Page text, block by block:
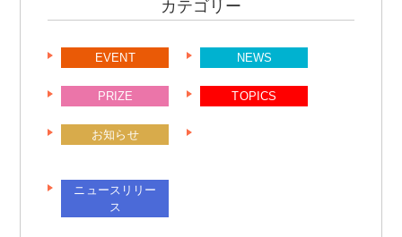
カテゴリー
EVENT NEWS
PRIZE TOPICS
お知らせ
ニュースリリー
ス